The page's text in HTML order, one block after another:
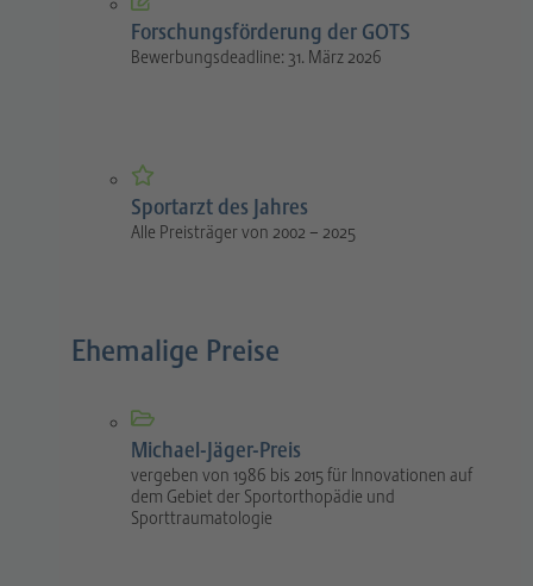
Forschungsförderung der GOTS
Bewerbungsdeadline: 31. März 2026
Sportarzt des Jahres
Alle Preisträger von 2002 – 2025
Ehemalige Preise
Michael-Jäger-Preis
vergeben von 1986 bis 2015 für Innovationen auf
dem Gebiet der Sportorthopädie und
Sporttraumatologie